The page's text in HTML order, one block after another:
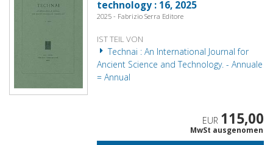
technology : 16, 2025
2025 - Fabrizio Serra Editore
IST TEIL VON
Technai : An International Journal for
Ancient Science and Technology. - Annuale
= Annual
EUR 115,00
MwSt ausgenomen